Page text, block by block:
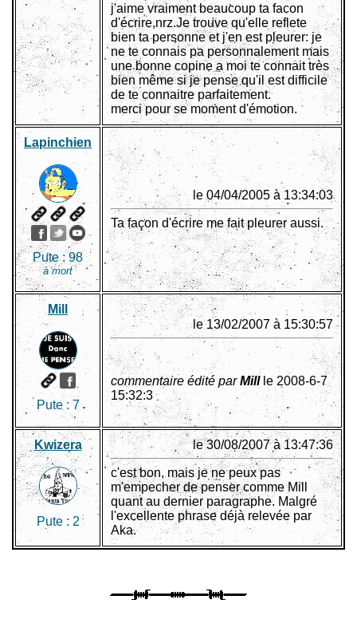
j'aime vraiment beaucoup ta facon
d'écrire,nrz.Je trouve qu'elle reflete
bien ta personne et j'en est pleurer: je
ne te connais pa personnalement mais
une bonne copine a moi te connait très
bien même si je pense qu'il est difficile
de te connaitre parfaitement.
merci pour se moment d'émotion.
Lapinchien
Pute :98
à mort
le 04/04/2005 à 13:34:03
Ta façon d'écrire me fait pleurer aussi.
Mill
Pute :7
le 13/02/2007 à 15:30:57
commentaire édité parMillle 2008-6-7
15:32:3
Kwizera
Pute : 2
le 30/08/2007 à 13:47:36
c'est bon, mais je ne peux pas
m'empecher de penser comme Mill
quant au dernier paragraphe. Malgré
l'excellente phrase déjà relevée par
Aka.